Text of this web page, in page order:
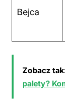
Bejca
Zobacz
palety?